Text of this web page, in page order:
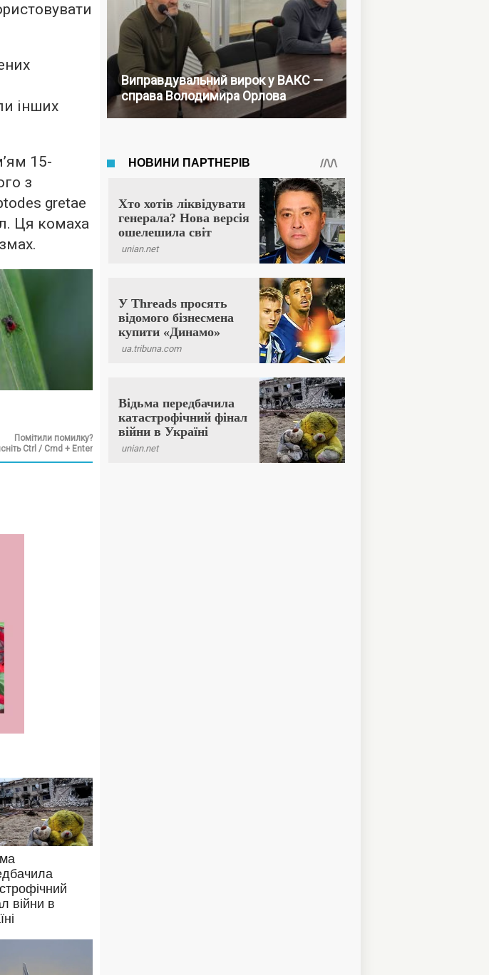
інших
15-
з
gretae
Ця комаха
Помітили помилку?
Ctrl / Cmd + Enter
Виправдувальний вирок у ВАКС —
справа Володимира Орлова